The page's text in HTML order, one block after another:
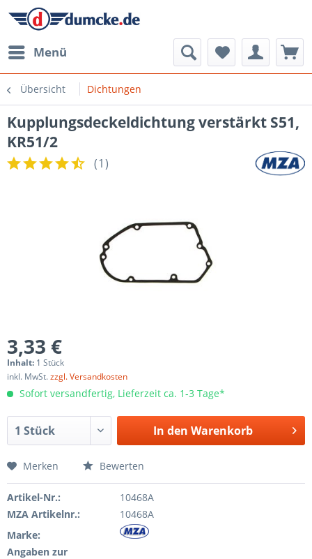
Menü
Übersicht Dichtungen
Kupplungsdeckeldichtung verstärkt S51,
KR51/2
(1)
3,33 €
Inhalt: 1 Stück
inkl. MwSt.zzgl. Versandkosten
Sofort versandfertig, Lieferzeit ca. 1-3 Tage*
In den Warenkorb
Merken Bewerten
Artikel-Nr.:
10468A
MZA Artikelnr.:
10468A
Marke:
Angaben zur